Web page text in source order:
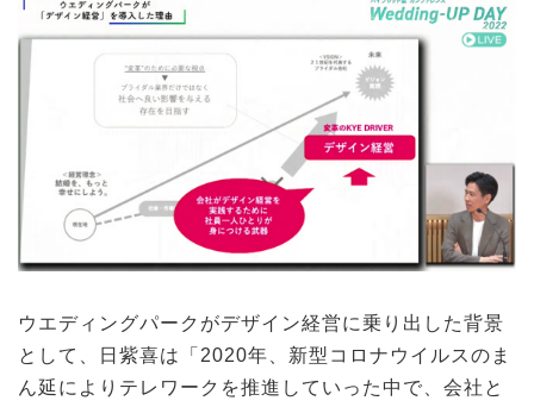
ウエディングパークがデザイン経営に乗り出した背景
として、日紫喜は「2020年、新型コロナウイルスのま
ん延によりテレワークを推進していった中で、会社と